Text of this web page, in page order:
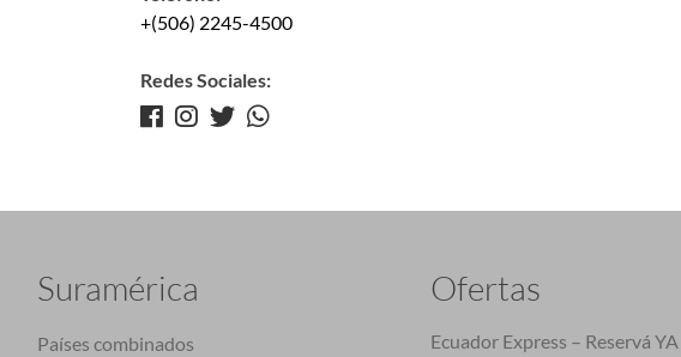
+(506) 2245-4500
Redes Sociales:
Suramérica
Países combinados
Ofertas
Ecuador Express – Reservá